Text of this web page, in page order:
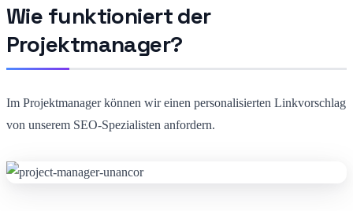
Wie funktioniert der
Projektmanager?
Im Projektmanager können wir einen personalisierten Linkvorschlag
von unserem SEO-Spezialisten anfordern.